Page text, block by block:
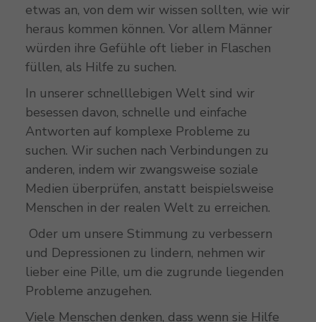
etwas an, von dem wir wissen sollten, wie wir
heraus kommen können. Vor allem Männer
würden ihre Gefühle oft lieber in Flaschen
füllen, als Hilfe zu suchen.
In unserer schnelllebigen Welt sind wir
besessen davon, schnelle und einfache
Antworten auf komplexe Probleme zu
suchen. Wir suchen nach Verbindungen zu
anderen, indem wir zwangsweise soziale
Medien überprüfen, anstatt beispielsweise
Menschen in der realen Welt zu erreichen.
Oder um unsere Stimmung zu verbessern
und Depressionen zu lindern, nehmen wir
lieber eine Pille, um die zugrunde liegenden
Probleme anzugehen.
Viele Menschen denken, dass wenn sie Hilfe